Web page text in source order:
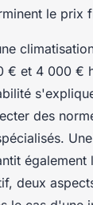
le prix
€ et 4 000 €
des
également
deux